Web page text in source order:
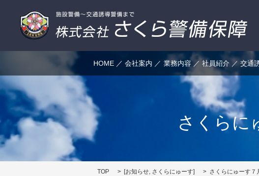
HOME 会社案内 業務内容 社員紹介 交通
さくらに
TOP [お知らせ, さくらにゅーす] さくらにゅーす７